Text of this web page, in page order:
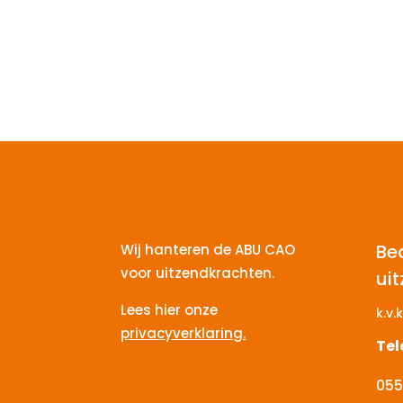
Wij hanteren de ABU CAO
voor uitzendkrachten.
Lees hier onze
privacyverklaring.